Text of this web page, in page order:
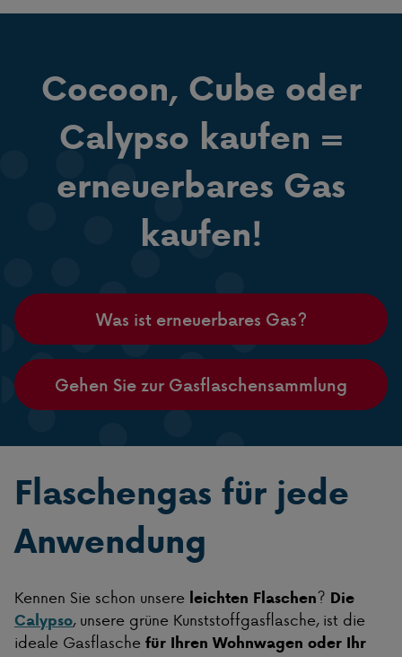
Cocoon, Cube oder
Calypso kaufen =
erneuerbares Gas
kaufen!
Was ist erneuerbares Gas?
Gehen Sie zur Gasflaschensammlung
Flaschengas für jede
Anwendung
Kennen Sie schon unsere leichten Flaschen? Die
Calypso, unsere grüne Kunststoffgasflasche, ist die
ideale Gasflasche für Ihren Wohnwagen oder Ihr